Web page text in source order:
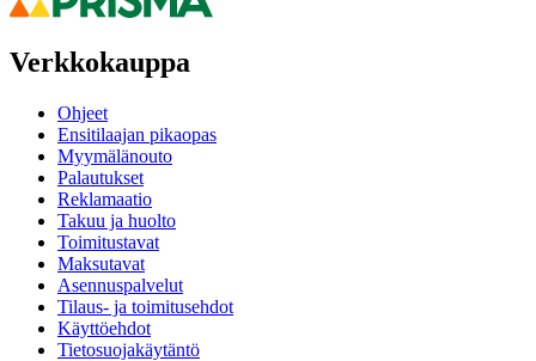
Verkkokauppa
Ohjeet
Ensitilaajan pikaopas
Myymälänouto
Palautukset
Reklamaatio
Takuu ja huolto
Toimitustavat
Maksutavat
Asennuspalvelut
Tilaus- ja toimitusehdot
Käyttöehdot
Tietosuojakäytäntö